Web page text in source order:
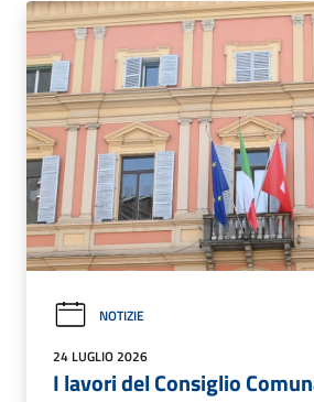
NOTIZIE
24 LUGLIO 2026
I lavori del Consiglio